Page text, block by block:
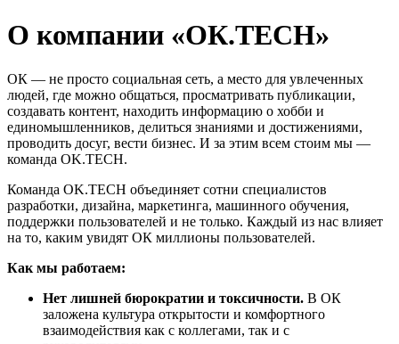
О компании «ОК.TECH»
ОК — не просто социальная сеть, а место для увлеченных
людей, где можно общаться, просматривать публикации,
создавать контент, находить информацию о хобби и
единомышленников, делиться знаниями и достижениями,
проводить досуг, вести бизнес. И за этим всем стоим мы —
команда OK.TECH.
Команда OK.TECH объединяет сотни специалистов
разработки, дизайна, маркетинга, машинного обучения,
поддержки пользователей и не только. Каждый из нас влияет
на то, каким увидят ОК миллионы пользователей.
Как мы работаем:
Нет лишней бюрократии и токсичности. В ОК
заложена культура открытости и комфортного
взаимодействия как с коллегами, так и с